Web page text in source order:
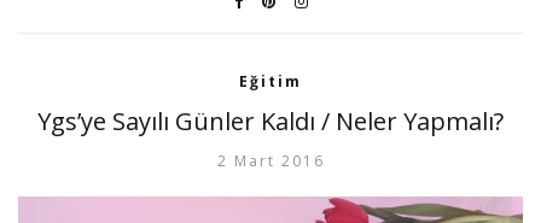
Eğitim
Ygs’ye Sayılı Günler Kaldı / Neler Yapmalı?
2 Mart 2016